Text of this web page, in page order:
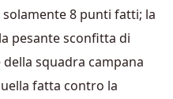
8 punti fatti; la
pesante sconfitta di
squadra campana
fatta contro la